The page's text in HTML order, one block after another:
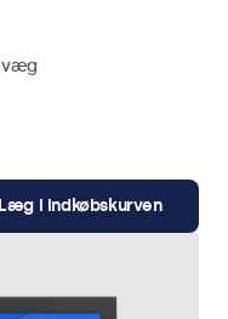
væg
Læg i indkøbskurven